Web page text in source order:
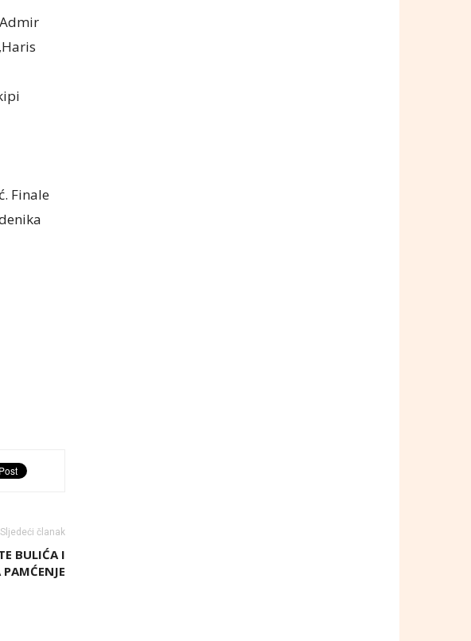
Finale
Sljedeći članak
BULIĆA I